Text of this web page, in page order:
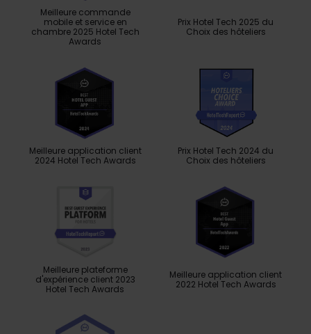
Meilleure commande
mobile et service en
chambre 2025 Hotel Tech
Awards
Prix ​​Hotel Tech 2025 du
Choix des hôteliers
Meilleure application client
2024 Hotel Tech Awards
Prix ​​Hotel Tech 2024 du
Choix des hôteliers
Meilleure plateforme
d'expérience client 2023
Hotel Tech Awards
Meilleure application client
2022 Hotel Tech Awards